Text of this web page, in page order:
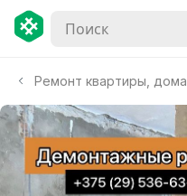
Ремонт квартиры, дома